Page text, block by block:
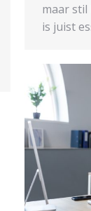
maar stil
is juist